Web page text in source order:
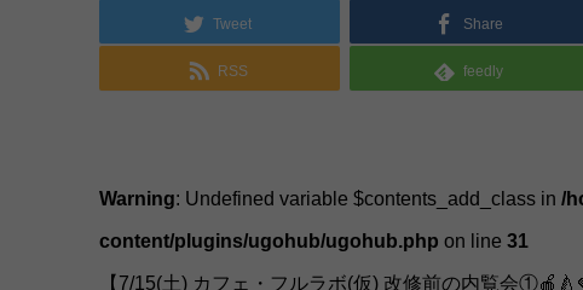
Tweet Share
RSS feedly
Warning: Undefined variable $contents_add_class in /
content/plugins/ugohub/ugohub.php on line 31
【7/15(土) カフェ・フルラボ(仮) 改修前の内覧会